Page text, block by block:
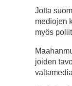
Jotta
mediojen
myös
joiden